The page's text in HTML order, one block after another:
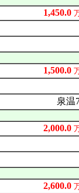
1,450.0
1,500.0
泉温
2,000.0
2,600.0